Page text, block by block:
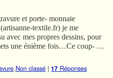
et porte- monnaie
textile.fr) je me
avec mes propres dessins, pour
une énième fois…Ce coup- …
,Non classé | 17 Réponses